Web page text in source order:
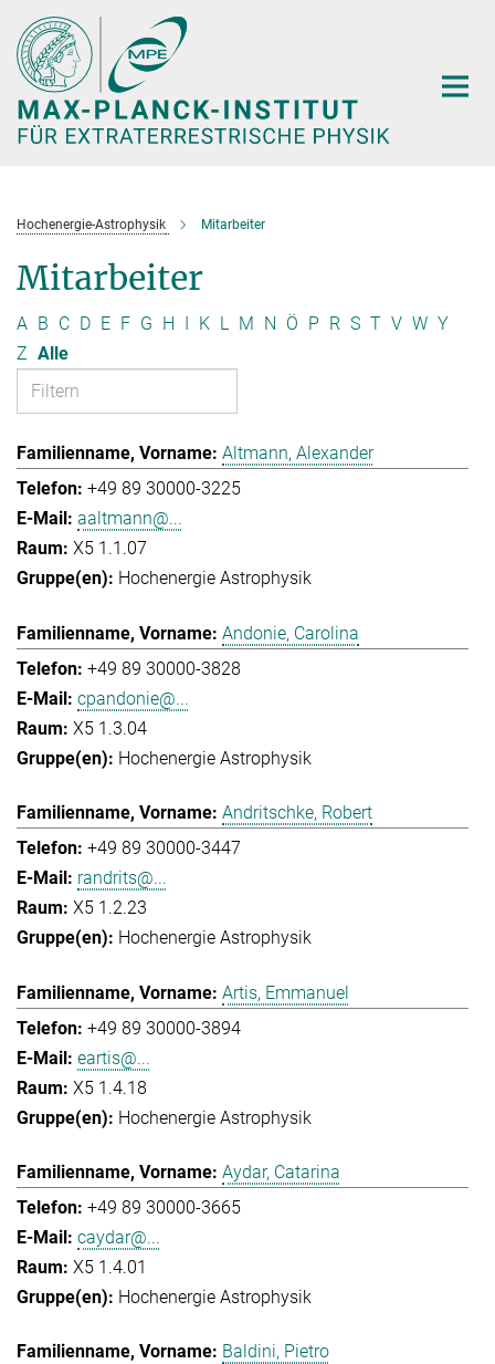
Hauptinhalt
Hochenergie-Astrophysik Mitarbeiter
Mitarbeiter
A B C D E F G H I K L M N Ö P R S T V W Y
Z Alle
Altmann, Alexander
+49 89 30000-3225
aaltmann@...
X5 1.1.07
Hochenergie Astrophysik
Andonie, Carolina
+49 89 30000-3828
cpandonie@...
X5 1.3.04
Hochenergie Astrophysik
Andritschke, Robert
+49 89 30000-3447
randrits@...
X5 1.2.23
Hochenergie Astrophysik
Artis, Emmanuel
+49 89 30000-3894
eartis@...
X5 1.4.18
Hochenergie Astrophysik
Aydar, Catarina
+49 89 30000-3665
caydar@...
X5 1.4.01
Hochenergie Astrophysik
Baldini, Pietro